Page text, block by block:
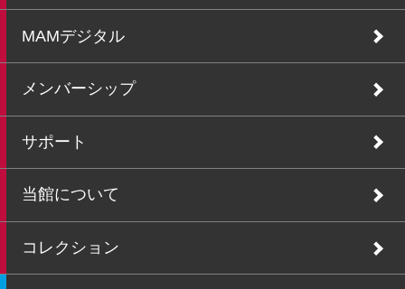
MAMデジタル
メンバーシップ
サポート
当館について
コレクション